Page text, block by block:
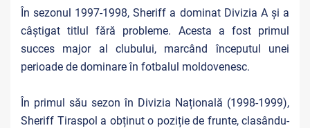
În sezonul 1997-1998, Sheriff a dominat Divizia A și a
câștigat titlul fără probleme. Acesta a fost primul
succes major al clubului, marcând începutul unei
perioade de dominare în fotbalul moldovenesc.
În primul său sezon în Divizia Națională (1998-1999),
Sheriff Tiraspol a obținut o poziție de frunte, clasându-